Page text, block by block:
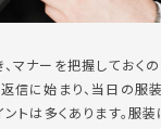
マナーを把握しておく
信に始まり、当日の服
ントは多くあります。服